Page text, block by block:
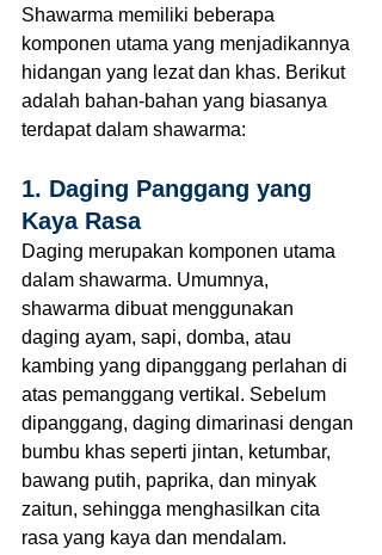
Shawarma memiliki beberapa
komponen utama yang menjadikannya
hidangan yang lezat dan khas. Berikut
adalah bahan-bahan yang biasanya
terdapat dalam shawarma:
1. Daging Panggang yang
Kaya Rasa
Daging merupakan komponen utama
dalam shawarma. Umumnya,
shawarma dibuat menggunakan
daging ayam, sapi, domba, atau
kambing yang dipanggang perlahan di
atas pemanggang vertikal. Sebelum
dipanggang, daging dimarinasi dengan
bumbu khas seperti jintan, ketumbar,
bawang putih, paprika, dan minyak
zaitun, sehingga menghasilkan cita
rasa yang kaya dan mendalam.